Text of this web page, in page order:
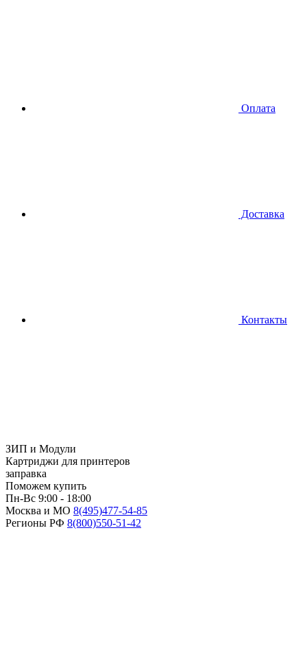
Оплата
Доставка
Контакты
ЗИП и Модули
Картриджи для принтеров
заправка
Поможем купить
Пн-Вс 9:00 - 18:00
Москва и МО 8(495)477-54-85
Регионы РФ 8(800)550-51-42